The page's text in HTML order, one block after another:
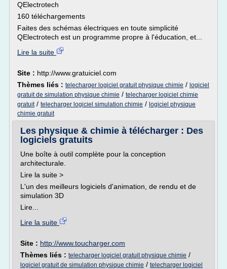
QElectrotech
160 téléchargements
Faites des schémas électriques en toute simplicité
QElectrotech est un programme propre à l'éducation, et...
Lire la suite
Site : http://www.gratuiciel.com
Thèmes liés : telecharger logiciel gratuit physique chimie / logiciel
gratuit de simulation physique chimie / telecharger logiciel chimie
gratuit/ telecharger logiciel simulation chimie / logiciel physique
chimie gratuit
Les physique & chimie à télécharger : Des
logiciels gratuits
Une boîte à outil complète pour la conception
architecturale.
Lire la suite >
L'un des meilleurs logiciels d'animation, de rendu et de
simulation 3D
Lire...
Lire la suite
Site : http://www.toucharger.com
Thèmes liés : telecharger logiciel gratuit physique chimie /
logiciel gratuit de simulation physique chimie / telecharger logiciel